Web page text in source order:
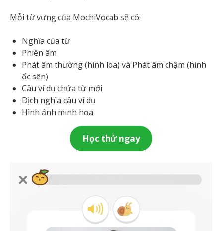
Mỗi từ vựng của MochiVocab sẽ có:
Nghĩa của từ
Phiên âm
Phát âm thường (hình loa) và Phát âm chậm (hình
ốc sên)
Câu ví dụ chứa từ mới
Dịch nghĩa câu ví dụ
Hình ảnh minh họa
Học thử ngay